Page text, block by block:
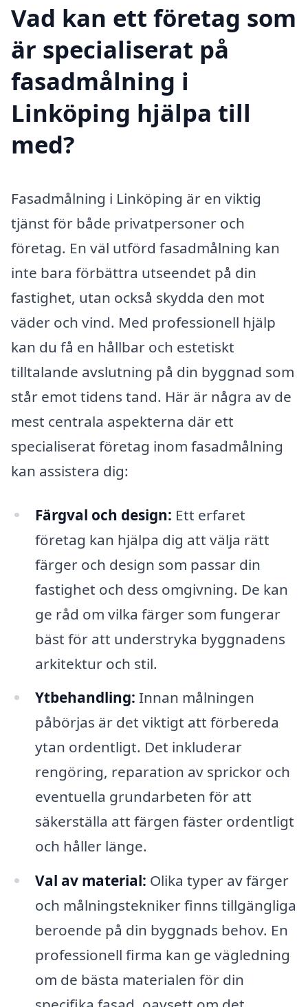
Vad kan ett företag som
är specialiserat på
fasadmålning i
Linköping hjälpa till
med?
Fasadmålning i Linköping är en viktig
tjänst för både privatpersoner och
företag. En väl utförd fasadmålning kan
inte bara förbättra utseendet på din
fastighet, utan också skydda den mot
väder och vind. Med professionell hjälp
kan du få en hållbar och estetiskt
tilltalande avslutning på din byggnad som
står emot tidens tand. Här är några av de
mest centrala aspekterna där ett
specialiserat företag inom fasadmålning
kan assistera dig:
Färgval och design: Ett erfaret
företag kan hjälpa dig att välja rätt
färger och design som passar din
fastighet och dess omgivning. De kan
ge råd om vilka färger som fungerar
bäst för att understryka byggnadens
arkitektur och stil.
Ytbehandling: Innan målningen
påbörjas är det viktigt att förbereda
ytan ordentligt. Det inkluderar
rengöring, reparation av sprickor och
eventuella grundarbeten för att
säkerställa att färgen fäster ordentligt
och håller länge.
Val av material: Olika typer av färger
och målningstekniker finns tillgängliga
beroende på din byggnads behov. En
professionell firma kan ge vägledning
om de bästa materialen för din